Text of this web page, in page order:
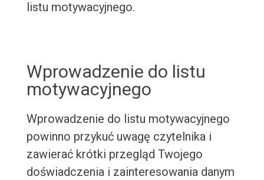
listu motywacyjnego.
Wprowadzenie do listu
motywacyjnego
Wprowadzenie do listu motywacyjnego
powinno przykuć uwagę czytelnika i
zawierać krótki przegląd Twojego
doświadczenia i zainteresowania danym